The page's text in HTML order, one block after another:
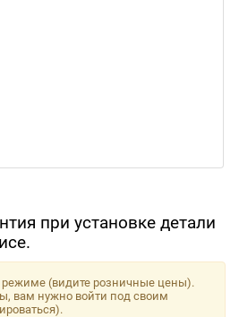
при установке детали
режиме (видите розничные цены).
вам нужно войти под своим